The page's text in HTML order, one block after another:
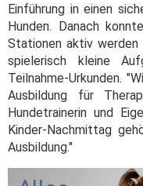
Einführung in einen
Hunden. Danach
Stationen aktiv werden
spielerisch kleine
Teilnahme-Urkunden.
Ausbildung für
Hundetrainerin und
Kinder-Nachmittag
Ausbildung."